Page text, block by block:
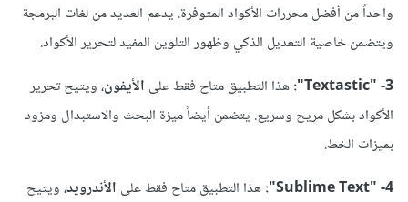
واحداً من أفضل محررات الأكواد المتوفرة. يدعم العديد من لغات البرمجة
ويتضمن خاصية التعديل الذكي وظهور التلوين المفيد لتحرير الأكواد.
3- "Textastic":
هذا التطبيق متاح فقط على الأيفون، ويتيح تحرير
الأكواد بشكل مريح وسريع. يتضمن أيضاً ميزة البحث والاستبدال ومزود
بميزات الخط.
4- "Sublime Text":
هذا التطبيق متاح فقط على الأندرويد، ويتيح